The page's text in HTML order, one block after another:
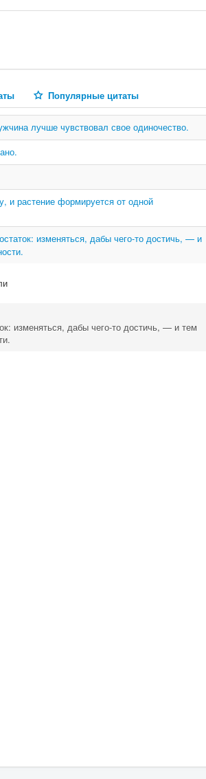
Популярные цитаты
лучше чувствовал свое одиночество.
и растение формируется от одной
изменяться, дабы чего-то достичь, — и
изменяться, дабы чего-то достичь, — и тем